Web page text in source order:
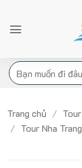
nội
Tìm
kiếm:
Trang chủ /
/ Tour Nha